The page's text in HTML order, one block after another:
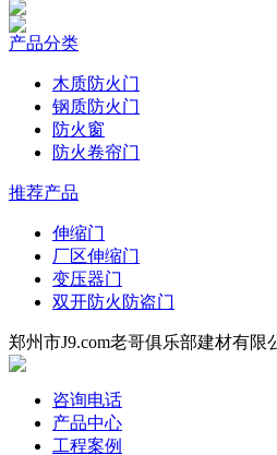
产品分类
木质防火门
钢质防火门
防火窗
防火卷帘门
推荐产品
伸缩门
厂区伸缩门
变压器门
双开防火防盗门
郑州市J9.com老哥俱乐部建材有
咨询电话
产品中心
工程案例